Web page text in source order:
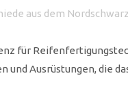
aus dem
für
Ausrüstungen, die